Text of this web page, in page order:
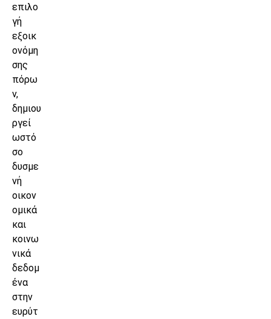
επιλο
γή
εξοικ
ονόμη
σης
πόρω
ν,
δημιου
ργεί
ωστό
σο
δυσμε
νή
οικον
ομικά
και
κοινω
νικά
δεδομ
ένα
στην
ευρύτ